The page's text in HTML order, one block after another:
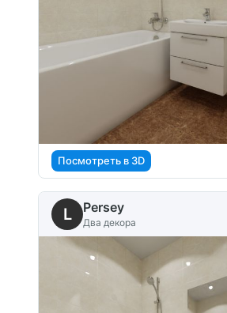
Посмотреть в 3D
L Persey
Два декора